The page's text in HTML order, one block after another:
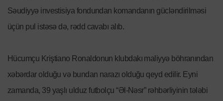
Səudiyyə investisiya fondundan komandanın gücləndirilməsi
üçün pul istəsə də, rədd cavabı alıb.
Hücumçu Kriştiano Ronaldonun klubdakı maliyyə böhranından
xəbərdar olduğu və bundan narazı olduğu qeyd edilir. Eyni
zamanda, 39 yaşlı ulduz futbolçu “Əl-Nəsr” rəhbərliyinin tələbi